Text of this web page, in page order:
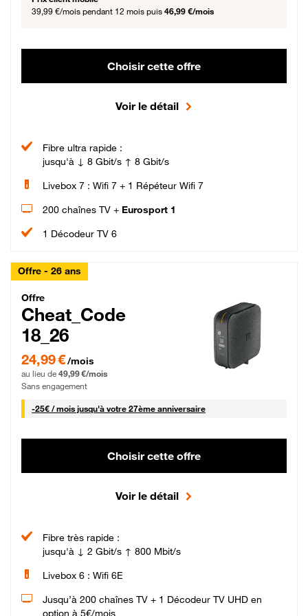
39,99 €/mois pendant 12 mois puis 46,99 €/mois
Choisir cette offre
Voir le détail
Fibre ultra rapide :
jusqu'à ↓ 8 Gbit/s ↑ 8 Gbit/s
Livebox 7 : Wifi 7 + 1 Répéteur Wifi 7
200 chaînes TV + Eurosport 1
1 Décodeur TV 6
Offre - 26 ans
Cheat_Code Fibre_18_26
Offre
Cheat_Code
18_26
24,99 € par mois pendant 0 mois puis 49,99 € par mois, Sans engagement
24,99 €/mois
au lieu de 49,99 €/mois
Sans engagement
-25€ / mois25 € par mois
jusqu'à votre 27ème anniversaire
Choisir cette offre
Voir le détail
Fibre très rapide :
jusqu'à ↓ 2 Gbit/s ↑ 800 Mbit/s
Livebox 6 : Wifi 6E
Jusqu’à 200 chaînes TV + 1 Décodeur TV UHD en
option à 5€/mois